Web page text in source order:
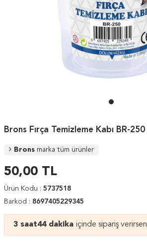
Brons Fırça Temizleme Kabı BR-250
Brons marka tüm ürünler
50,00 TL
Ürün Kodu : 5737518
Barkod : 8697405229345
3 saat44 dakika içinde sipariş verirsen